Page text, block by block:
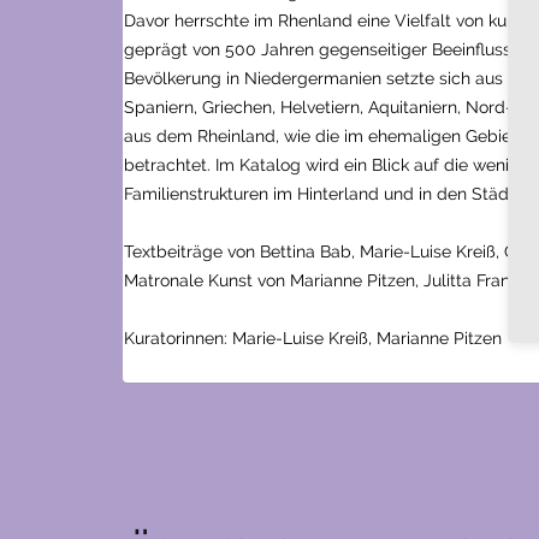
Davor herrschte im Rhenland eine Vielfalt von
geprägt von 500 Jahren gegenseitiger
Bevölkerung in Niedergermanien setzte sich aus
Spaniern, Griechen, Helvetiern, Aquitaniern, Nord-
aus dem Rheinland, wie die im ehemaligen Gebiet
betrachtet. Im Katalog wird ein Blick auf die wenig
Familienstrukturen im Hinterland und in den Städten
Textbeiträge von Bettina Bab, Marie-Luise Kreiß,
Matronale Kunst von Marianne Pitzen, Julitta Franke
Kuratorinnen: Marie-Luise Kreiß, Marianne Pitzen